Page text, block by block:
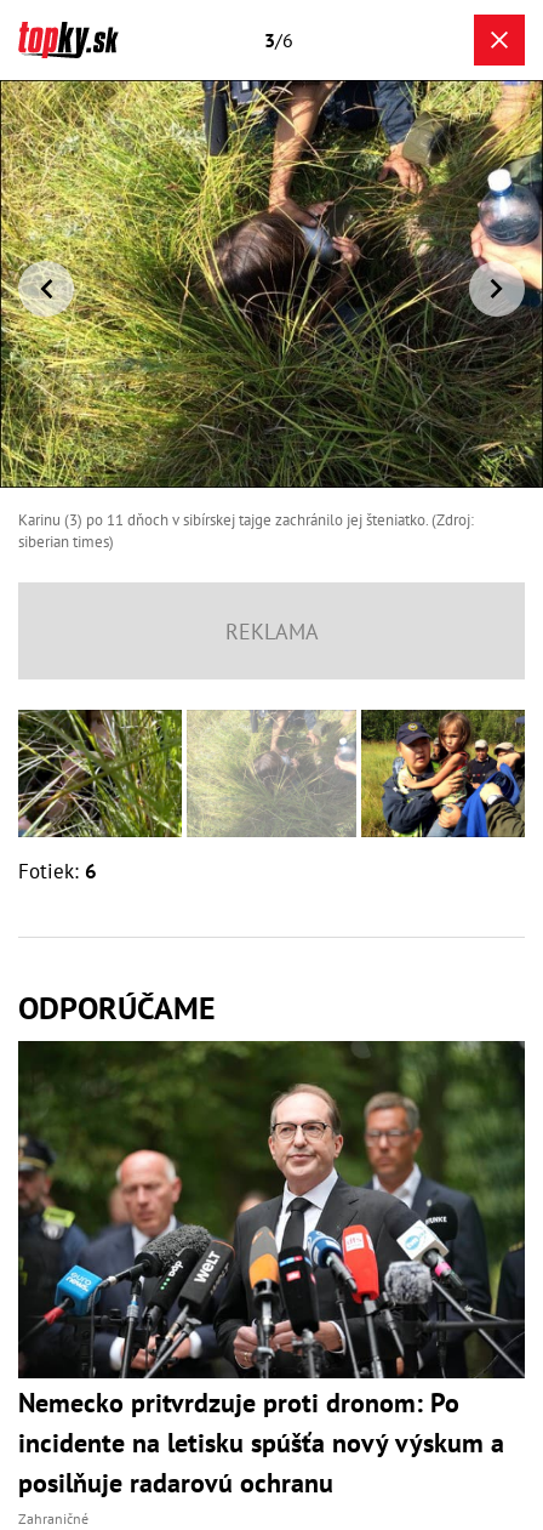
3/6
Karinu (3) po 11 dňoch v sibírskej tajge zachránilo jej šteniatko. (Zdroj:
siberian times)
Fotiek: 6
ODPORÚČAME
Nemecko pritvrdzuje proti dronom: Po
incidente na letisku spúšťa nový výskum a
posilňuje radarovú ochranu
Zahraničné